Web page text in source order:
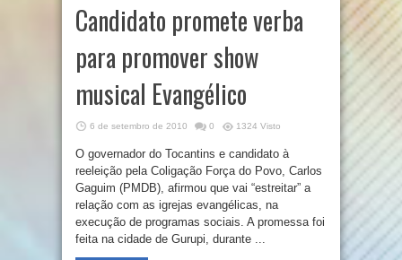
Candidato promete verba
para promover show
musical Evangélico
6 de setembro de 2010 0 1324 Visto
O governador do Tocantins e candidato à
reeleição pela Coligação Força do Povo, Carlos
Gaguim (PMDB), afirmou que vai “estreitar” a
relação com as igrejas evangélicas, na
execução de programas sociais. A promessa foi
feita na cidade de Gurupi, durante ...